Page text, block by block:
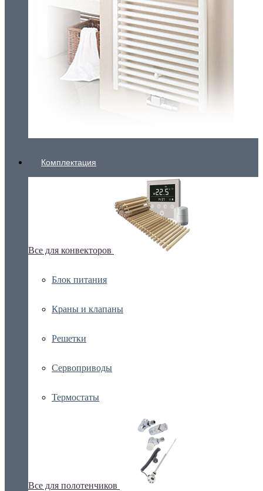
Комплектация
Все для конвекторов
Блок питания
Краны и клапаны
Решетки
Сервоприводы
Термостаты
Все для полотенчиков